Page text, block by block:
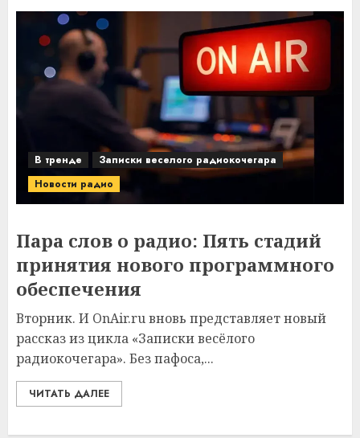
В тренде
Записки веселого радиокочегара
Новости радио
Пара слов о радио: Пять стадий
принятия нового программного
обеспечения
Вторник. И OnAir.ru вновь представляет новый
рассказ из цикла «Записки весёлого
радиокочегара». Без пафоса,...
ЧИТАТЬ ДАЛЕЕ